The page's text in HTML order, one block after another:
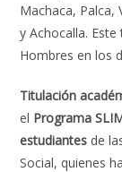
Machaca, Palca,
y Achocalla.
Hombres en los
Titulación
el Programa
estudiantes de
Social, quienes